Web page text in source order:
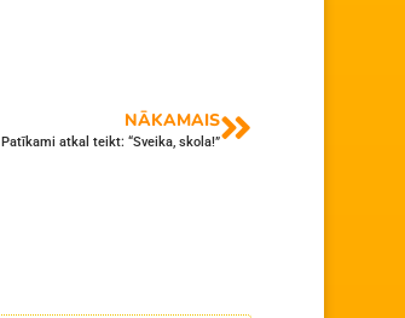
NĀKAMAIS
Patīkami atkal teikt: “Sveika, skola!”